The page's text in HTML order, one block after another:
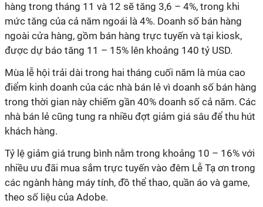
hàng trong tháng 11 và 12 sẽ tăng 3,6 – 4%, trong khi
mức tăng của cả năm ngoái là 4%. Doanh số bán hàng
ngoài cửa hàng, gồm bán hàng trực tuyến và tại kiosk,
được dự báo tăng 11 – 15% lên khoảng 140 tỷ USD.
Mùa lễ hội trải dài trong hai tháng cuối năm là mùa cao
điểm kinh doanh của các nhà bán lẻ vì doanh số bán hàng
trong thời gian này chiếm gần 40% doanh số cả năm. Các
nhà bán lẻ cũng tung ra nhiều đợt giảm giá sâu để thu hút
khách hàng.
Tỷ lệ giảm giá trung bình nằm trong khoảng 10 – 16% với
nhiều ưu đãi mua sắm trực tuyến vào đêm Lễ Tạ ơn trong
các ngành hàng máy tính, đồ thể thao, quần áo và game,
theo số liệu của Adobe.